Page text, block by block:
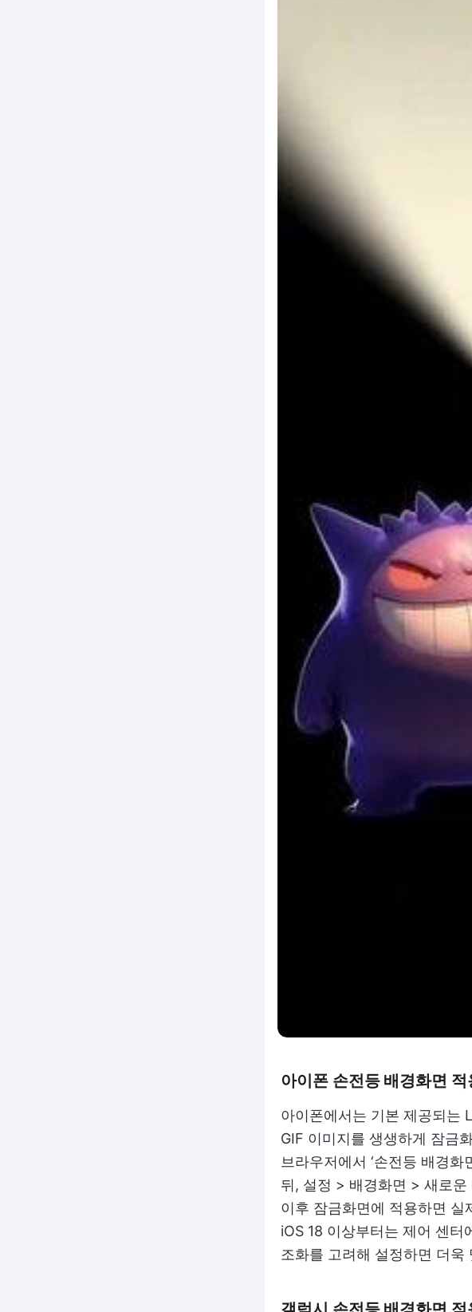
아이폰 손전등 배경화면 적
아이폰에서는 기본 제공되는
GIF 이미지를 생생하게 잠금
브라우저에서 ‘손전등 배경
뒤, 설정 > 배경화면 > 새로
이후 잠금화면에 적용하면
iOS 18 이상부터는 제어 센터
조화를 고려해 설정하면 더